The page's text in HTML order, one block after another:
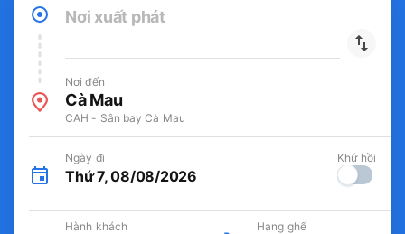
Nơi xuất phát
Nơi đến
Cà Mau
CAH - Sân bay Cà Mau
Ngày đi
Thứ 7, 08/08/2026
Khứ hồi
Hành khách Hạng ghế